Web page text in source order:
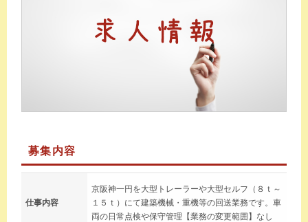
募集内容
仕事内容
京阪神一円を大型トレーラーや大型セルフ（８ｔ～
１５ｔ）にて建築機械・重機等の回送業務です。車
両の日常点検や保守管理【業務の変更範囲】なし